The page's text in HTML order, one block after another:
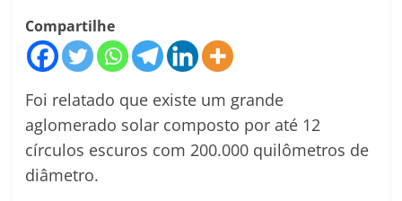
Compartilhe
Foi relatado que existe um grande
aglomerado solar composto por até 12
círculos escuros com 200.000 quilômetros de
diâmetro.